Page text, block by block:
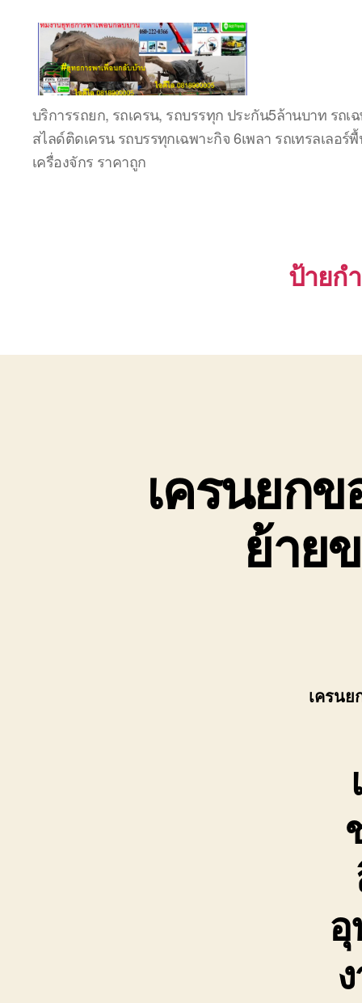
ชลบุรี
รถ
เครน
ยก
ของ
บริการรถยก, รถเครน, รถบรรทุก ประกัน5ล้านบาท รถเ
สไลด์ติดเครน รถบรรทุกเฉพาะกิจ 6เพลา รถเทรลเลอร์
เครื่องจักร ราคาถูก
ป้ายก
เครนยก
ย้าย
เครน